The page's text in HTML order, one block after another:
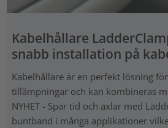
Kabelhållare
snabb installation på
Kabelhållare är en perfekt lösning
tillämpningar och kan kombineras
NYHET - Spar tid och axlar med
buntband i många applikationer